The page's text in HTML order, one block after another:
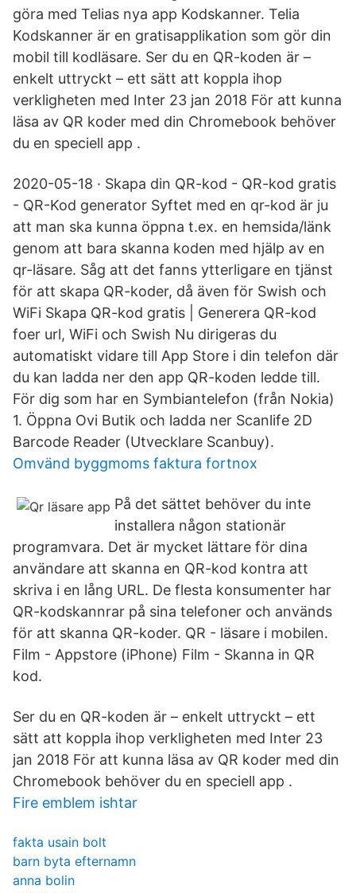
göra med Telias nya app Kodskanner. Telia
Kodskanner är en gratisapplikation som gör din
mobil till kodläsare. Ser du en QR-koden är –
enkelt uttryckt – ett sätt att koppla ihop
verkligheten med Inter 23 jan 2018 För att kunna
läsa av QR koder med din Chromebook behöver
du en speciell app .
2020-05-18 · Skapa din QR-kod - QR-kod gratis
- QR-Kod generator Syftet med en qr-kod är ju
att man ska kunna öppna t.ex. en hemsida/länk
genom att bara skanna koden med hjälp av en
qr-läsare. Såg att det fanns ytterligare en tjänst
för att skapa QR-koder, då även för Swish och
WiFi Skapa QR-kod gratis | Generera QR-kod
foer url, WiFi och Swish Nu dirigeras du
automatiskt vidare till App Store i din telefon där
du kan ladda ner den app QR-koden ledde till.
För dig som har en Symbiantelefon (från Nokia)
1. Öppna Ovi Butik och ladda ner Scanlife 2D
Barcode Reader (Utvecklare Scanbuy).
Omvänd byggmoms faktura fortnox
På det sättet behöver du inte
installera någon stationär
programvara. Det är mycket lättare för dina
användare att skanna en QR-kod kontra att
skriva i en lång URL. De flesta konsumenter har
QR-kodskannrar på sina telefoner och används
för att skanna QR-koder. QR - läsare i mobilen.
Film - Appstore (iPhone) Film - Skanna in QR
kod.
Ser du en QR-koden är – enkelt uttryckt – ett
sätt att koppla ihop verkligheten med Inter 23
jan 2018 För att kunna läsa av QR koder med din
Chromebook behöver du en speciell app .
Fire emblem ishtar
fakta usain bolt
barn byta efternamn
anna bolin